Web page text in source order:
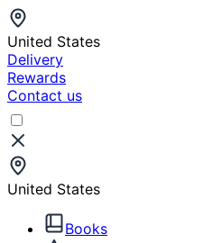
United States
Delivery
Rewards
Contact us
United States
Books